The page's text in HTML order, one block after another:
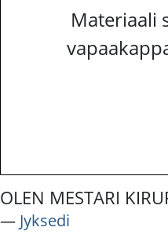
Materiaali
OLEN MESTARI
― Jyksedi